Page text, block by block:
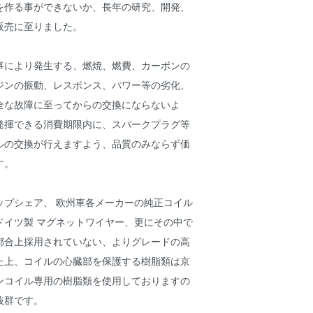
る事ができないか、長年の研究、開発、
に至りました。
より発生する、燃焼、燃費、カーボンの
の振動、レスポンス、パワー等の劣化、
故障に至ってからの交換にならないよ
できる消費期限内に、スパークプラグ等
交換が行えますよう、品質のみならず価
シェア、 欧州車各メーカーの純正コイル
ツ製 マグネットワイヤー、更にその中で
上採用されていない、よりグレードの高
、コイルの心臓部を保護する樹脂類は京
イル専用の樹脂類を使用しておりますの
です。